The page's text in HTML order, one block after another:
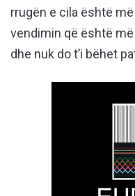
rrugën e cila është
vendimin që është
dhe nuk do t’i bëhet